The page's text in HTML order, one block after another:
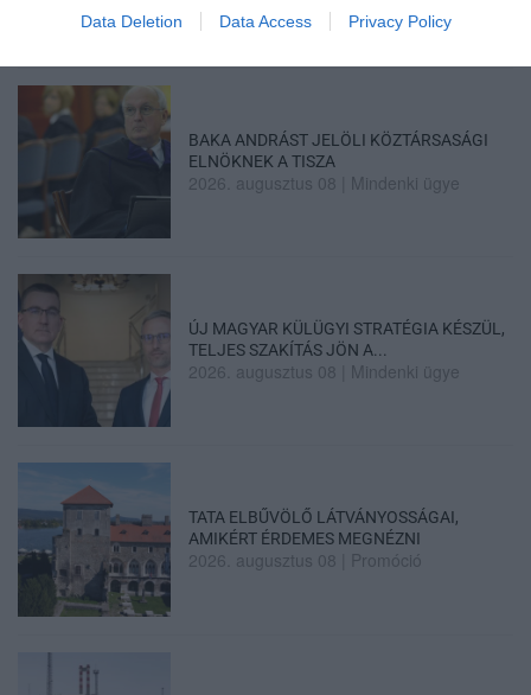
Data Deletion Data Access Privacy Policy
BAKA ANDRÁST JELÖLI KÖZTÁRSASÁGI
ELNÖKNEK A TISZA
2026. augusztus 08 Mindenki ügye
ÚJ MAGYAR KÜLÜGYI STRATÉGIA KÉSZÜL,
TELJES SZAKÍTÁS JÖN A...
2026. augusztus 08 Mindenki ügye
TATA ELBŰVÖLŐ LÁTVÁNYOSSÁGAI,
AMIKÉRT ÉRDEMES MEGNÉZNI
2026. augusztus 08 Promóció